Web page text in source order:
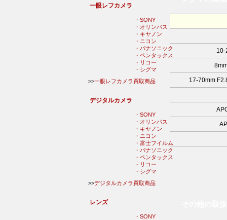
10-
17-70mm
一眼レフカメラ
・SONY
・オリンパス
・キヤノン
・ニコン
・パナソニック
・ペンタックス
・リコー
・シグマ
>>一眼レフカメラ買取商品
デジタルカメラ
・SONY
・オリンパス
・キヤノン
・ニコン
・富士フイルム
・パナソニック
・ペンタックス
・リコー
・シグマ
>>デジタルカメラ買取商品
レンズ
・SONY